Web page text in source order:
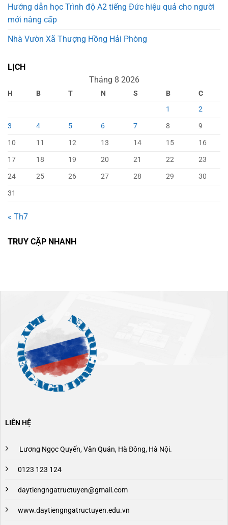
Hướng dẫn học Trình độ A2 tiếng Đức hiệu quả cho người
mới nâng cấp
Nhà Vườn Xã Thượng Hồng Hải Phòng
LỊCH
Tháng 8 2026
H B T N S B
C
1
2
3
4 5 6 7 8
9
10
11 12 13 14 15
16
17
18 19 20 21 22
23
24
25 26 27 28 29
30
31
« Th7
TRUY CẬP NHANH
LIÊN HỆ
Lương Ngọc Quyến, Văn Quán, Hà Đông, Hà Nội.
0123 123 124
daytiengngatructuyen@gmail.com
www.daytiengngatructuyen.edu.vn